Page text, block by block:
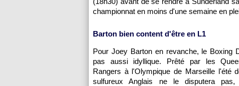
championnat en moins d'une semaine en
Barton bien content d'être en L1
Pour Joey Barton en revanche, le Boxing
pas aussi idyllique. Prêté par les
Rangers à l'Olympique de Marseillel'été
sulfureux Anglais ne le disputera